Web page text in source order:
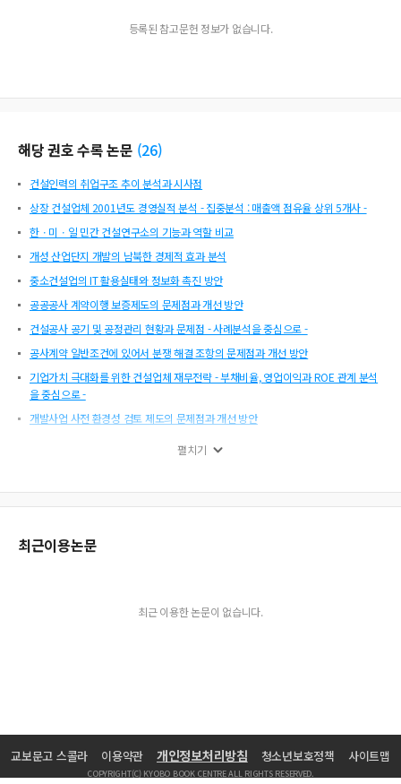
등록된 참고문헌 정보가 없습니다.
해당 권호 수록 논문 (26)
건설인력의 취업구조 추이 분석과 시사점
상장 건설업체 2001년도 경영실적 분석 - 집중분석 : 매출액 점유율 상위 5개사 -
한ㆍ미ㆍ일 민간 건설연구소의 기능과 역할 비교
개성 산업단지 개발의 남북한 경제적 효과 분석
중소건설업의 IT 활용실태와 정보화 촉진 방안
공공공사 계약이행 보증제도의 문제점과 개선 방안
건설공사 공기 및 공정관리 현황과 문제점 - 사례분석을 중심으로 -
공사계약 일반조건에 있어서 분쟁 해결 조항의 문제점과 개선 방안
기업가치 극대화를 위한 건설업체 재무전략 - 부채비율, 영업이익과 ROE 관계 분석
을 중심으로 -
개발사업 사전 환경성 검토 제도의 문제점과 개선 방안
건설업체의 경쟁구조 분석 : 적정 업체수 추정
분리발주제도의 문제점과 개선방안
건설폐기물의 재활용 촉진을 위한 법제 정비 방안
국내외 분쟁해결조항의 비교ㆍ분석 및 향후 개선방향
근로시간 단축에 따른 건설업 파급효과 및 대응방안
다세대ㆍ다가구 주택 건축동향 분석
펼치기
최근이용논문
최근 이용한 논문이 없습니다.
교보문고 스콜라 이용약관 개인정보처리방침 청소년보호정책 사이트맵
COPYRIGHT(C) KYOBO BOOK CENTRE ALL RIGHTS RESERVED.